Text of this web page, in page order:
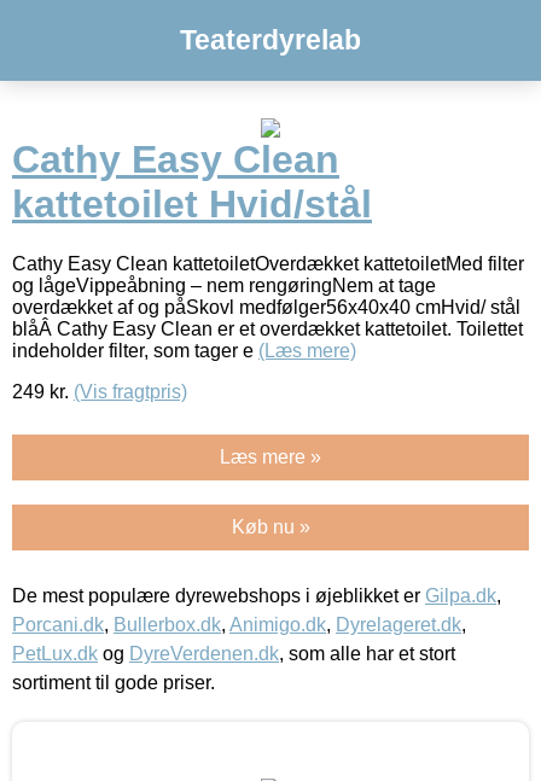
Teaterdyrelab
Cathy Easy Clean
kattetoilet Hvid/stål
Cathy Easy Clean kattetoiletOverdækket kattetoiletMed filter
og lågeVippeåbning – nem rengøringNem at tage
overdækket af og påSkovl medfølger56x40x40 cmHvid/ stål
blåÂ Cathy Easy Clean er et overdækket kattetoilet. Toilettet
indeholder filter, som tager e (Læs mere)
249 kr. (Vis fragtpris)
Læs mere »
Køb nu »
De mest populære dyrewebshops i øjeblikket er Gilpa.dk,
Porcani.dk, Bullerbox.dk, Animigo.dk, Dyrelageret.dk,
PetLux.dk og DyreVerdenen.dk, som alle har et stort
sortiment til gode priser.